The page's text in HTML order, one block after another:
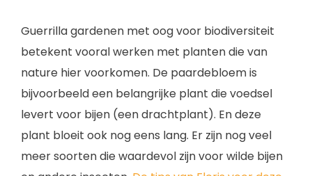
Guerrilla gardenen met oog voor biodiversiteit
betekent vooral werken met planten die van
nature hier voorkomen. De paardebloem is
bijvoorbeeld een belangrijke plant die voedsel
levert voor bijen (een drachtplant). En deze
plant bloeit ook nog eens lang. Er zijn nog veel
meer soorten die waardevol zijn voor wilde bijen